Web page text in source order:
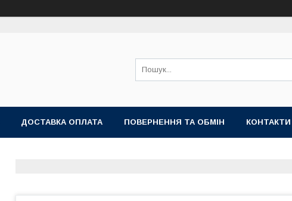
ДОСТАВКА ОПЛАТА ПОВЕРНЕННЯ ТА ОБМІН КОНТАКТИ